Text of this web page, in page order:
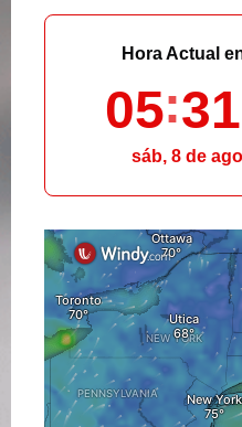
Hora Actual
05 31
sáb, 8 de